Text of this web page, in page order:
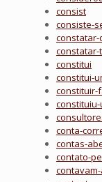
consist
consiste-
constatar-
constatar-
constitui
constitui-
constituir-
constituiu-
conta-
contas-
contato-